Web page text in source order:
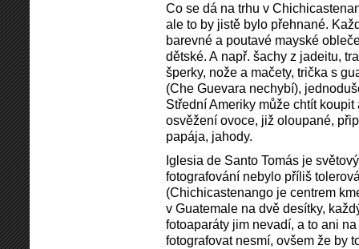
Co se dá na trhu v
ale to by jistě bylo přehnané.
barevné a poutavé mayské
dětské. A např. šachy z jadeitu,
šperky, nože a mačety, trička s
(Che Guevara nechybí),
Střední Ameriky může chtít
osvěžení ovoce, již oloupané,
papája, jahody.
Iglesia de Santo Tomás je
fotografování nebylo příliš
(Chichicastenango je centrem
v Guatemale na dvě desítky,
fotoaparáty jim nevadí, a to ani
fotografovat nesmí, ovšem že by